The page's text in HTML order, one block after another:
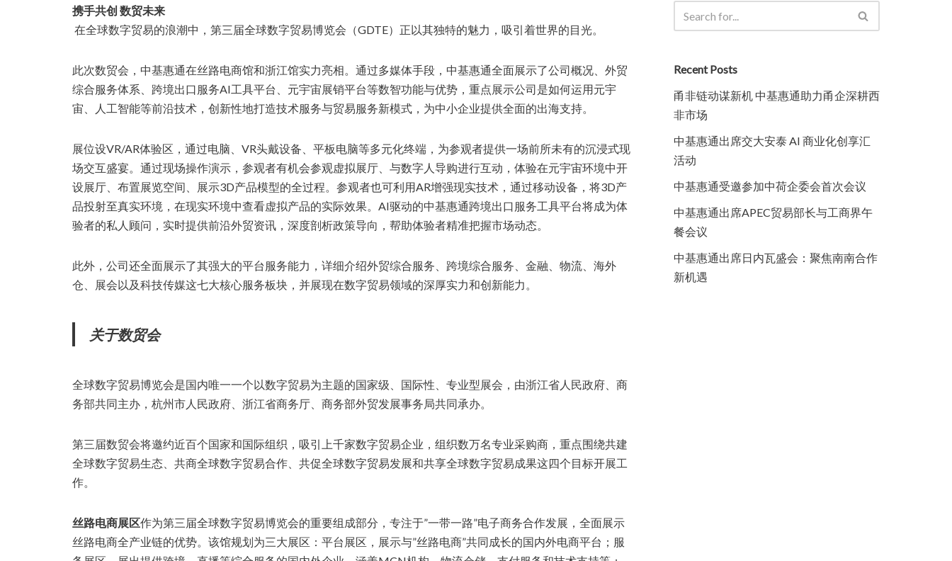
携手共创 数贸未来
在全球数字贸易的浪潮中，第三届全球数字贸易博览会（GDTE）正以其独特的魅力，吸引着世界的目光。
此次数贸会，中基惠通在丝路电商馆和浙江馆实力亮相。通过多媒体手段，中基惠通全面展示了公司概况、外贸
综合服务体系、跨境出口服务AI工具平台、元宇宙展销平台等数智功能与优势，重点展示公司是如何运用元宇
宙、人工智能等前沿技术，创新性地打造技术服务与贸易服务新模式，为中小企业提供全面的出海支持。
展位设VR/AR体验区，通过电脑、VR头戴设备、平板电脑等多元化终端，为参观者提供一场前所未有的沉浸式现
场交互盛宴。通过现场操作演示，参观者有机会参观虚拟展厅、与数字人导购进行互动，体验在元宇宙环境中开
设展厅、布置展览空间、展示3D产品模型的全过程。参观者也可利用AR增强现实技术，通过移动设备，将3D产
品投射至真实环境，在现实环境中查看虚拟产品的实际效果。AI驱动的中基惠通跨境出口服务工具平台将成为体
验者的私人顾问，实时提供前沿外贸资讯，深度剖析政策导向，帮助体验者精准把握市场动态。
此外，公司还全面展示了其强大的平台服务能力，详细介绍外贸综合服务、跨境综合服务、金融、物流、海外
仓、展会以及科技传媒这七大核心服务板块，并展现在数字贸易领域的深厚实力和创新能力。
关于数贸会
全球数字贸易博览会是国内唯一一个以数字贸易为主题的国家级、国际性、专业型展会，由浙江省人民政府、商
务部共同主办，杭州市人民政府、浙江省商务厅、商务部外贸发展事务局共同承办。
第三届数贸会将邀约近百个国家和国际组织，吸引上千家数字贸易企业，组织数万名专业采购商，重点围绕共建
全球数字贸易生态、共商全球数字贸易合作、共促全球数字贸易发展和共享全球数字贸易成果这四个目标开展工
作。
丝路电商展区作为第三届全球数字贸易博览会的重要组成部分，专注于”一带一路”电子商务合作发展，全面展示
丝路电商全产业链的优势。该馆规划为三大展区：平台展区，展示与”丝路电商”共同成长的国内外电商平台；服
Recent Posts
甬非链动谋新机 中基惠通助力甬企深耕西
非市场
中基惠通出席交大安泰 AI 商业化创享汇
活动
中基惠通受邀参加中荷企委会首次会议
中基惠通出席APEC贸易部长与工商界午
餐会议
中基惠通出席日内瓦盛会：聚焦南南合作
新机遇